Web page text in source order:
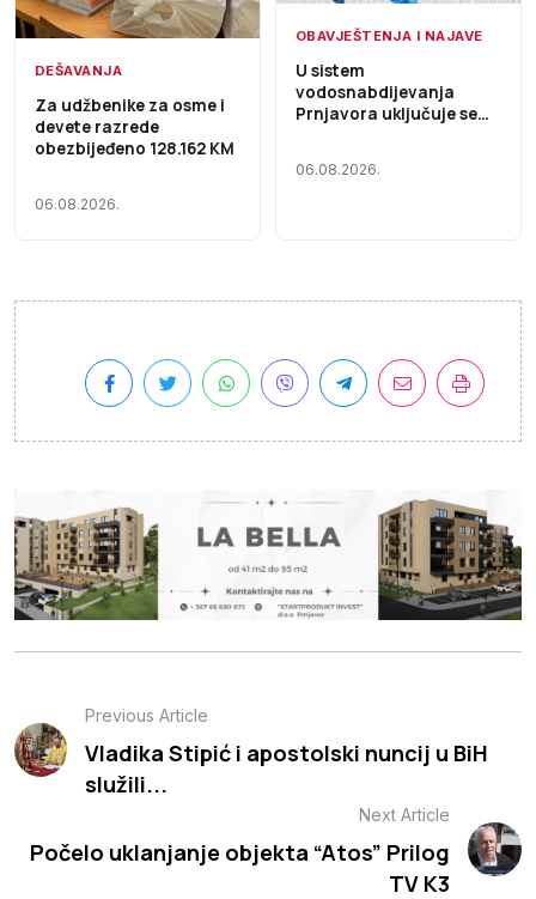
DEŠAVANJA
Za udžbenike za osme i
devete razrede
obezbijeđeno 128.162 KM
06.08.2026.
OBAVJEŠTENJA I NAJAVE
U sistem
vodosnabdijevanja
Prnjavora uključuje se
06.08.2026.
Previous Article
Vladika Stipić i apostolski nuncij u BiH
služili...
Next Article
Počelo uklanjanje objekta “Atos” Prilog
TV K3